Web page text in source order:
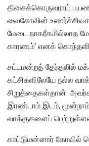
திசைக்கொருவராய்
வைகோவின்
மேடை நாகரீகமில்லாத
காரணம்’ எனக்
சட்டமன்றத் தேர்தலில்
கட்சிகளிலேயே நல்ல
சிறுத்தைகள்தான்.
இரண்டாம் இடம்,
வாக்குகளைப்
காட்டுமன்னார் கோவில்